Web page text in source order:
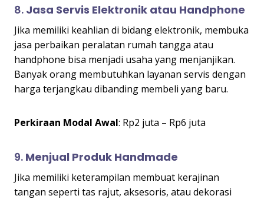
8. Jasa Servis Elektronik atau Handphone
Jika memiliki keahlian di bidang elektronik, membuka
jasa perbaikan peralatan rumah tangga atau
handphone bisa menjadi usaha yang menjanjikan.
Banyak orang membutuhkan layanan servis dengan
harga terjangkau dibanding membeli yang baru.
Perkiraan Modal Awal: Rp2 juta – Rp6 juta
9. Menjual Produk Handmade
Jika memiliki keterampilan membuat kerajinan
tangan seperti tas rajut, aksesoris, atau dekorasi